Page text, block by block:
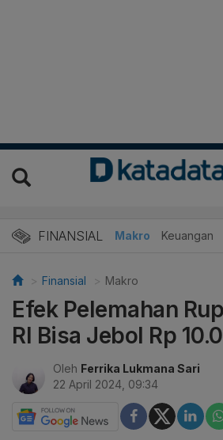
FINANSIAL Makro Keuangan
Finansial Makro
Efek Pelemahan
RI Bisa Jebol Rp
Oleh Ferrika Lukmana Sari
22 April 2024, 09:34